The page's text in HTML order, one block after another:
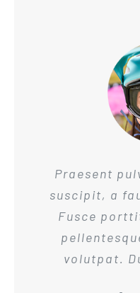
Praesent
suscipit, a
Fusce
volutpat.